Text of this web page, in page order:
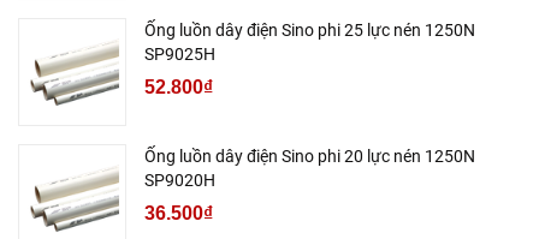
Ống luồn dây điện Sino phi 25 lực nén 1250N
SP9025H
52.800₫
Ống luồn dây điện Sino phi 20 lực nén 1250N
SP9020H
36.500₫